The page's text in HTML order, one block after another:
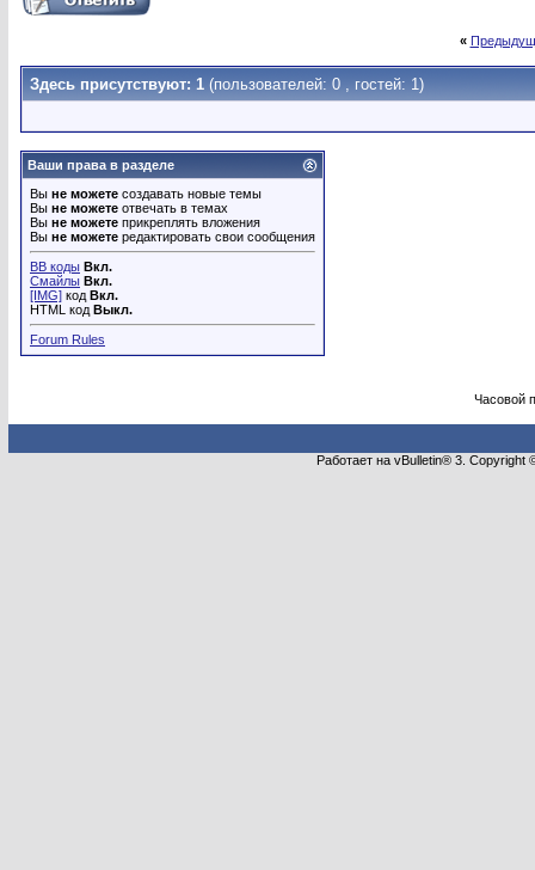
«
Здесь присутствуют: 1 (пользователей: 0 , гостей: 1)
Ваши права в разделе
Вы не можете создавать новые темы
Вы не можете отвечать в темах
Вы не можете прикреплять вложения
Вы не можете редактировать свои сообщения
BB коды Вкл.
Смайлы Вкл.
[IMG] код Вкл.
HTML код Выкл.
Forum Rules
Часовой
Работает на vBulletin® 3.